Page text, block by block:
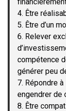
4. Être
5. Être d’un
6. Relever
compétence
générer peu
7. Répondre
engendrer de
8. Être